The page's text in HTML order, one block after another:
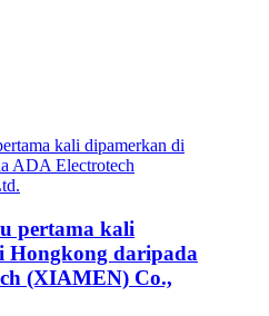
pertama kali
Hongkong daripada
(XIAMEN) Co.,